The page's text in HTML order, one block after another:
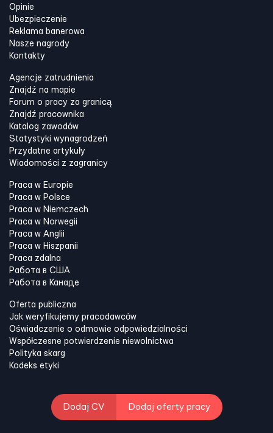
Opinie
Ubezpieczenie
Reklama banerowa
Nasze nagrody
Kontakty
Agencje zatrudnienia
Znajdź na mapie
Forum o pracy za granicą
Znajdź pracownika
Katalog zawodów
Statystyki wynagrodzeń
Przydatne artykuły
Wiadomości z zagranicy
Praca w Europie
Praca w Polsce
Praca w Niemczech
Praca w Norwegii
Praca w Anglii
Praca w Hiszpanii
Praca zdalna
Работа в США
Работа в Канадe
Oferta publiczna
Jak weryfikujemy pracodawców
Oświadczenie o odmowie odpowiedzialności
Współczesne potwierdzenie niewolnictwa
Polityka skarg
Kodeks etyki
Dodaj CV Dodaj oferty pracy